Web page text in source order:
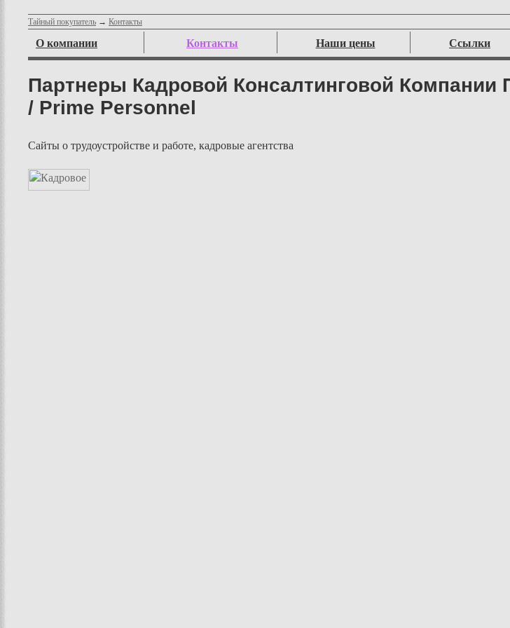
Тайный покупатель → Контакты
О компании Контакты Наши цены Ссылки
Партнеры Кадровой Консалтинговой Компании
/ Prime Personnel
Сайты о трудоустройстве и работе, кадровые агентства